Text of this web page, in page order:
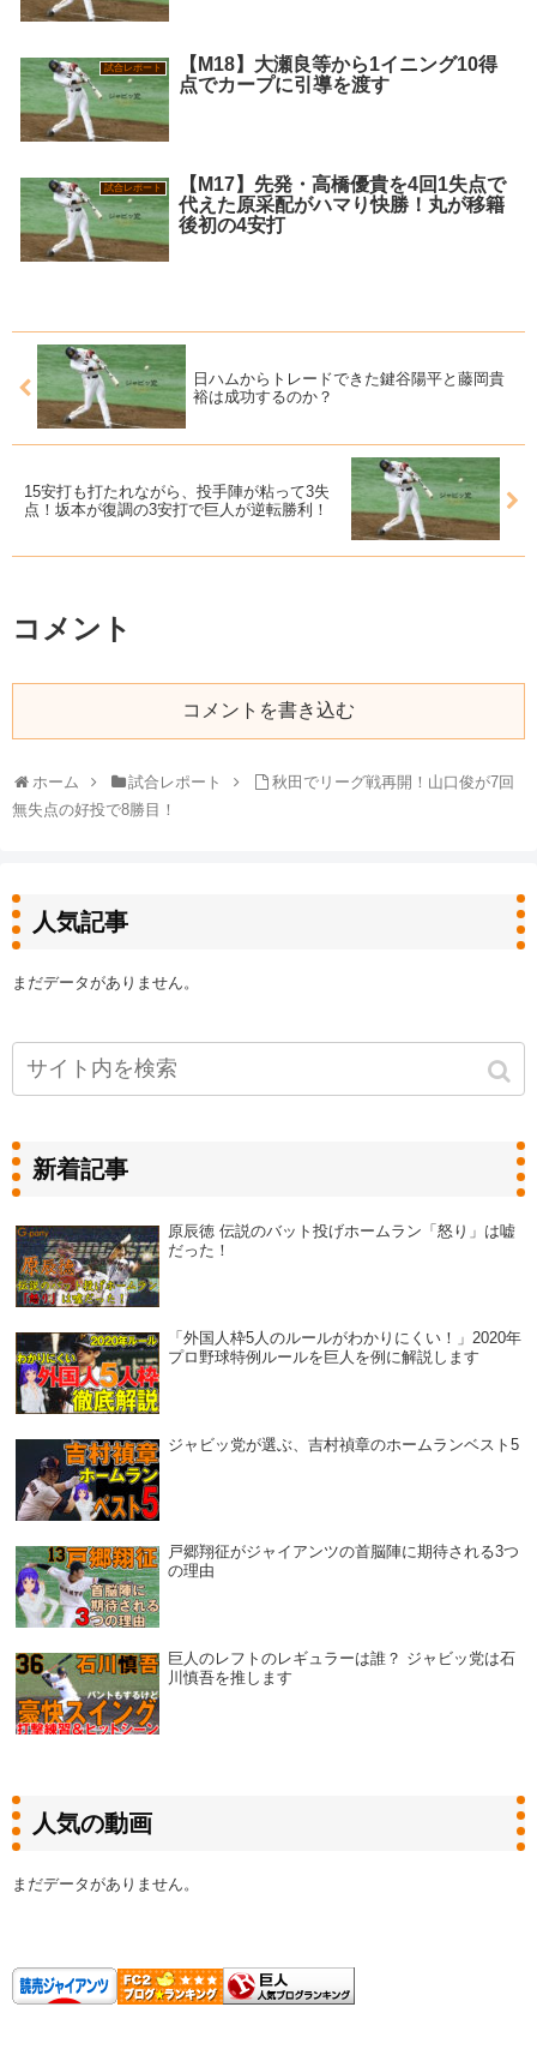
試合レポート
【M18】大瀬良等から1イニング10得
点でカープに引導を渡す
試合レポート
【M17】先発・高橋優貴を4回1失点で
代えた原采配がハマり快勝！丸が移籍
後初の4安打
日ハムからトレードできた鍵谷陽平と藤岡貴
裕は成功するのか？
15安打も打たれながら、投手陣が粘って3失
点！坂本が復調の3安打で巨人が逆転勝利！
コメント
コメントを書き込む
ホーム 試合レポート
秋田でリーグ戦再開！山口俊が7回
無失点の好投で8勝目！
人気記事
まだデータがありません。
新着記事
原辰徳 伝説のバット投げホームラン「怒り」は嘘
だった！
「外国人枠5人のルールがわかりにくい！」2020年
プロ野球特例ルールを巨人を例に解説します
ジャビッ党が選ぶ、吉村禎章のホームランベスト5
戸郷翔征がジャイアンツの首脳陣に期待される3つ
の理由
巨人のレフトのレギュラーは誰？ ジャビッ党は石
川慎吾を推します
人気の動画
まだデータがありません。